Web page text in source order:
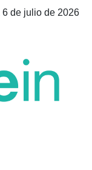
6 de julio de 2026